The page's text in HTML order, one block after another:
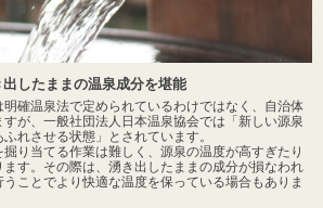
出したままの温泉成分を堪能
明確温泉法で定められているわけではなく、自治体
が、一般社団法人日本温泉協会では「新しい源泉
れさせる状態」とされています。
り当てる作業は難しく、源泉の温度が高すぎたり
す。その際は、湧き出したままの成分が損なわれ
ことでより快適な温度を保っている場合もありま